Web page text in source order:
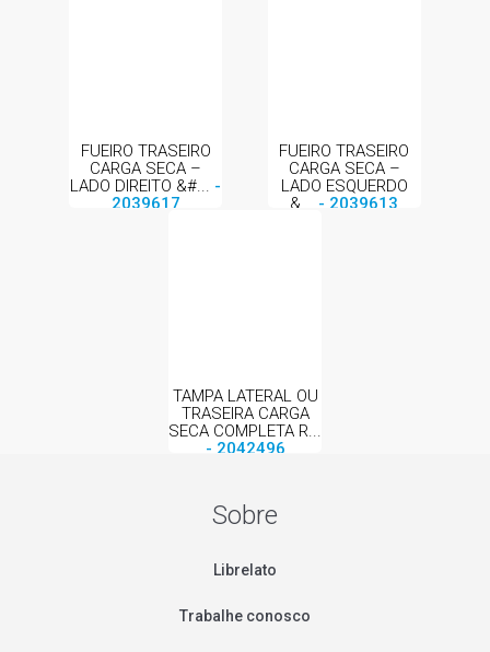
FUEIRO TRASEIRO
CARGA SECA –
LADO DIREITO &#... -
2039617
FUEIRO TRASEIRO
CARGA SECA –
LADO ESQUERDO
&... - 2039613
TAMPA LATERAL OU
TRASEIRA CARGA
SECA COMPLETA R...
- 2042496
Sobre
Librelato
Trabalhe conosco